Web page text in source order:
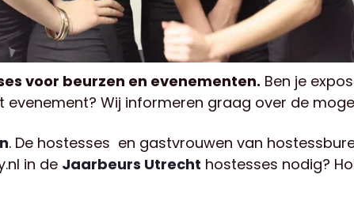
voor beurzen en evenementen. Ben je
evenement? Wij informeren graag over de
. De hostesses en gastvrouwen van
in de Jaarbeurs Utrecht hostesses nodig?